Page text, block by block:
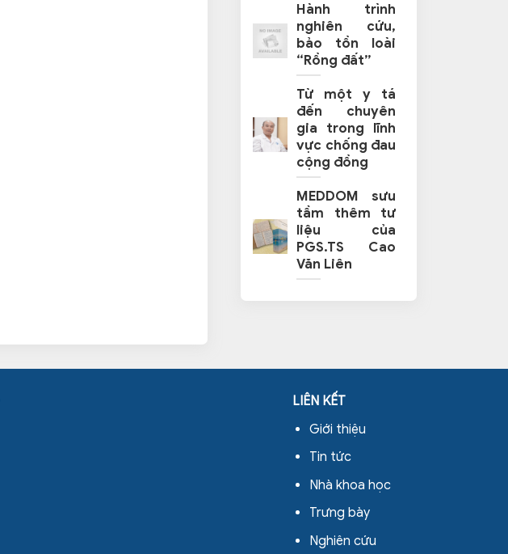
Hành trình
nghiên cứu,
bảo tồn loài
“Rồng đất”
Từ một y tá
đến chuyên
gia trong lĩnh
vực chống đau
cộng đồng
MEDDOM sưu
tầm thêm tư
liệu của
PGS.TS Cao
Văn Liên
LIÊN KẾT
Giới thiệu
Tin tức
Nhà khoa học
Trưng bày
Nghiên cứu